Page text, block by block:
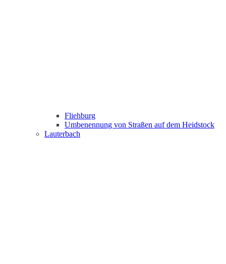
Fliehburg
Umbenennung von Straßen auf dem Heidstock
Lauterbach